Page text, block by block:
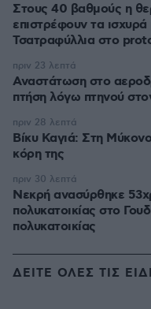
Στους 40 βαθμούς η
επιστρέφουν τα
Τσατραφύλλια στο
Αναστάτωση στο
πτήση λόγω πτηνού
πριν 23 λεπτά
Βίκυ Καγιά: Στη
κόρη της
πριν 28 λεπτά
Νεκρή ανασύρθηκε
πολυκατοικίας στο
πολυκατοικίας
πριν 30 λεπτά
ΔΕΙΤΕ ΟΛΕΣ ΤΙΣ